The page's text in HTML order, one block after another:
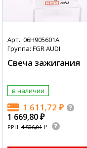
Арт.: 06H905601A
Группа: FGR AUDI
Свеча зажигания
в наличии
1 611,72 ₽
1 669,80₽
РРЦ: 4 506,01 ₽